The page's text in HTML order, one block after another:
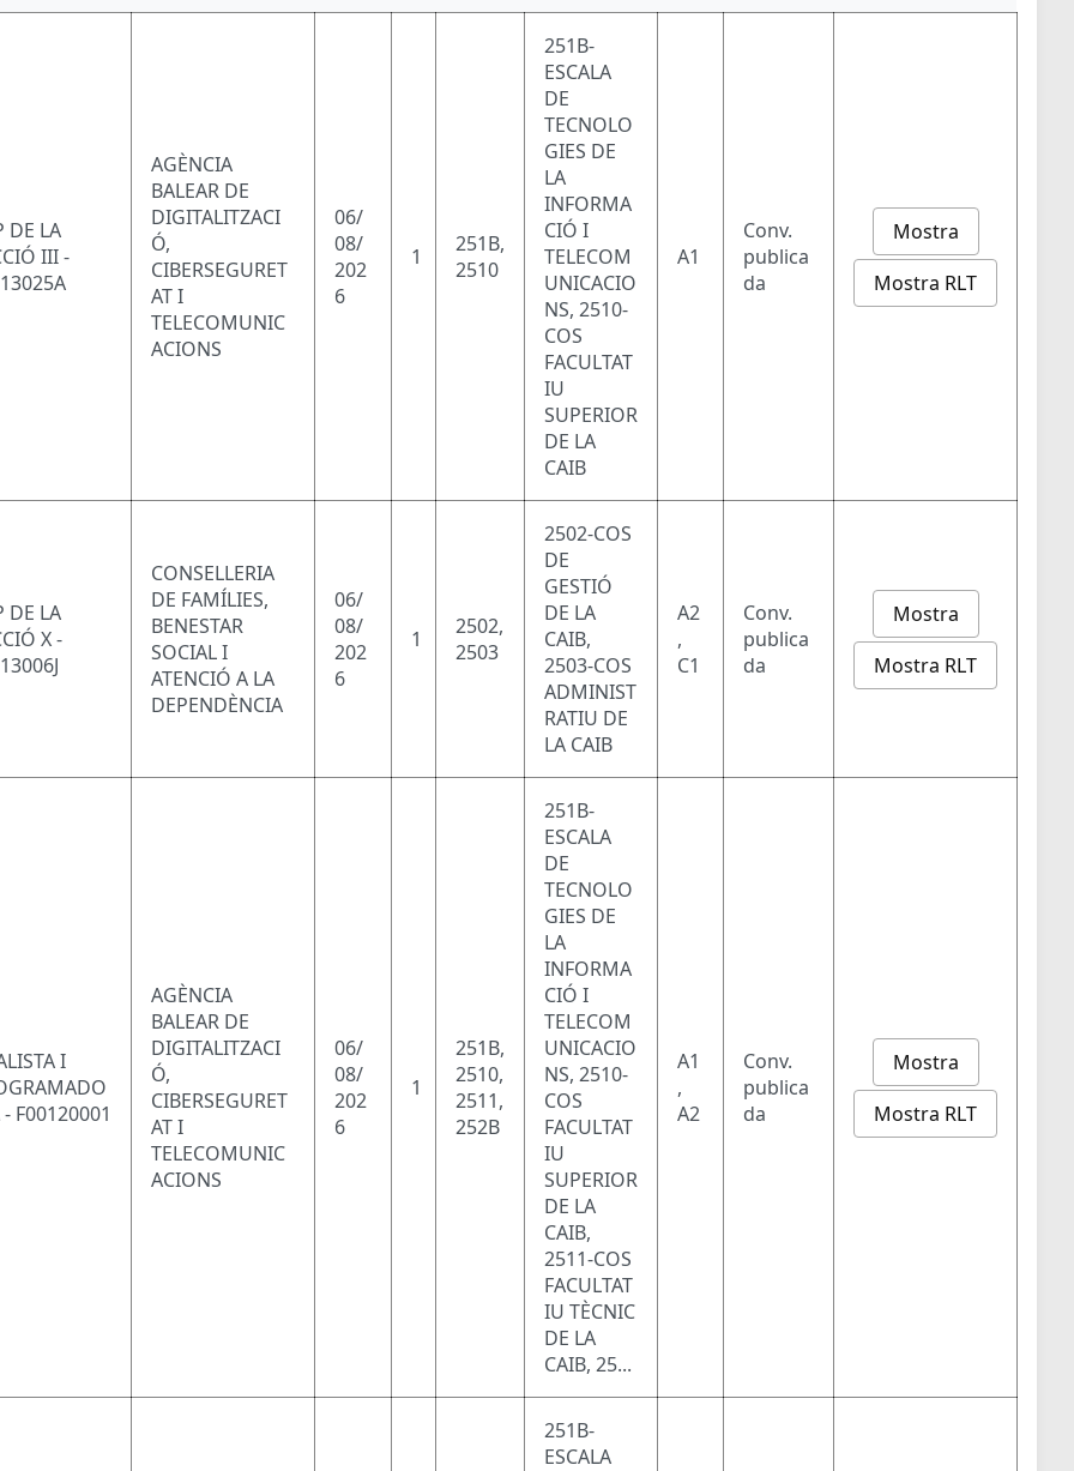
DE LA
III -
AGÈNCIA
BALEAR DE
DIGITALITZACI
Ó,
CIBERSEGURET
AT I
TELECOMUNIC
ACIONS
06/
08/
202
6
1
251B,
2510
251B-
ESCALA
DE
TECNOLO
GIES DE
LA
INFORMA
CIÓ I
TELECOM
UNICACIO
NS, 2510-
COS
FACULTAT
IU
SUPERIOR
DE LA
CAIB
A1
Conv.
publica
da
Mostra
Mostra RLT
DE LA
X -
CONSELLERIA
DE FAMÍLIES,
BENESTAR
SOCIAL I
ATENCIÓ A LA
DEPENDÈNCIA
06/
08/
202
6
1
2502,
2503
2502-COS
DE
GESTIÓ
DE LA
CAIB,
2503-COS
ADMINIST
RATIU DE
LA CAIB
A2
,
C1
Conv.
publica
da
Mostra
Mostra RLT
I
- F00120001
AGÈNCIA
BALEAR DE
DIGITALITZACI
Ó,
CIBERSEGURET
AT I
TELECOMUNIC
ACIONS
06/
08/
202
6
1
251B,
2510,
2511,
252B
251B-
ESCALA
DE
TECNOLO
GIES DE
LA
INFORMA
CIÓ I
TELECOM
UNICACIO
NS, 2510-
COS
FACULTAT
IU
SUPERIOR
DE LA
CAIB,
2511-COS
FACULTAT
IU TÈCNIC
DE LA
CAIB, 25...
A1
,
A2
Conv.
publica
da
Mostra
Mostra RLT
251B-
ESCALA